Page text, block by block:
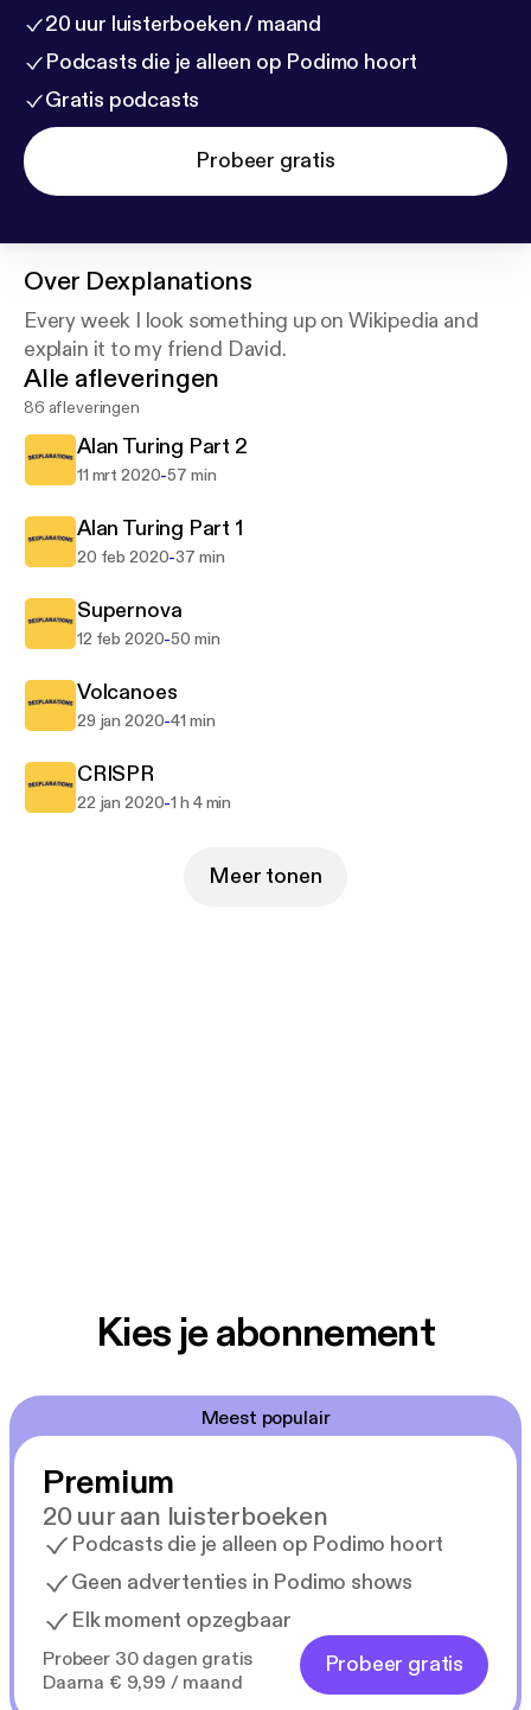
20 uur luisterboeken / maand
Podcasts die je alleen op Podimo hoort
Gratis podcasts
Probeer gratis
Over Dexplanations
Every week I look something up on Wikipedia and
explain it to my friend David.
Alle afleveringen
86 afleveringen
Alan Turing Part 2
11 mrt 2020-57 min
Alan Turing Part 1
20 feb 2020-37 min
Supernova
12 feb 2020-50 min
Volcanoes
29 jan 2020-41 min
CRISPR
22 jan 2020-1 h 4 min
Meer tonen
Kies je abonnement
Meest populair
Premium
20 uur aan luisterboeken
Podcasts die je alleen op Podimo hoort
Geen advertenties in Podimo shows
Elk moment opzegbaar
Probeer 30 dagen gratis
Daarna € 9,99 / maand
Probeer gratis